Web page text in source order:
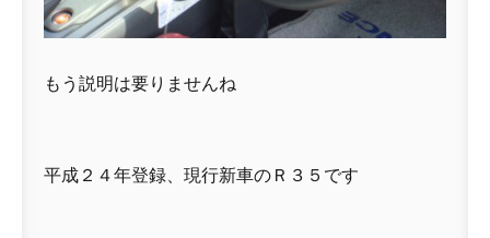
もう説明は要りませんね
平成２４年登録、現行新車のＲ３５です